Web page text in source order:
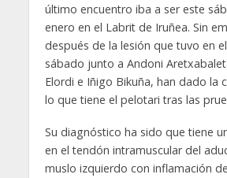
último encuentro iba a ser este
enero en el Labrit de Iruñea. Sin
después de la lesión que tuvo en
sábado junto a Andoni
Elordi e Iñigo Bikuña, han dado la
lo que tiene el pelotari tras las
Su diagnóstico ha sido que tiene
en el tendón intramuscular del
muslo izquierdo con inflamación